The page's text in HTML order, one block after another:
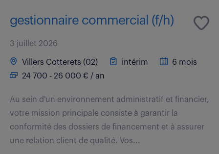
gestionnaire commercial (f/h)
3 juillet 2026
Villers Cotterets (02) intérim
6 mois
24 700 - 26 000 € / an
Au sein d'un environnement administratif et financier,
votre mission principale consiste à garantir la
conformité des dossiers de financement et à assurer
une relation client de qualité. Vos...